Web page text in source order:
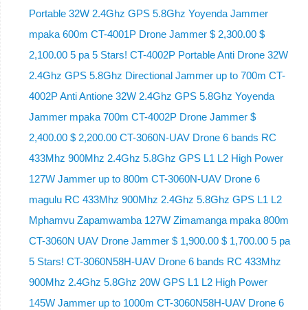
Portable 32W 2.4Ghz GPS 5.8Ghz Yoyenda Jammer
mpaka 600m CT-4001P Drone Jammer $ 2,300.00 $
2,100.00 5 pa 5 Stars! CT-4002P Portable Anti Drone 32W
2.4Ghz GPS 5.8Ghz Directional Jammer up to 700m CT-
4002P Anti Antione 32W 2.4Ghz GPS 5.8Ghz Yoyenda
Jammer mpaka 700m CT-4002P Drone Jammer $
2,400.00 $ 2,200.00 CT-3060N-UAV Drone 6 bands RC
433Mhz 900Mhz 2.4Ghz 5.8Ghz GPS L1 L2 High Power
127W Jammer up to 800m CT-3060N-UAV Drone 6
magulu RC 433Mhz 900Mhz 2.4Ghz 5.8Ghz GPS L1 L2
Mphamvu Zapamwamba 127W Zimamanga mpaka 800m
CT-3060N UAV Drone Jammer $ 1,900.00 $ 1,700.00 5 pa
5 Stars! CT-3060N58H-UAV Drone 6 bands RC 433Mhz
900Mhz 2.4Ghz 5.8Ghz 20W GPS L1 L2 High Power
145W Jammer up to 1000m CT-3060N58H-UAV Drone 6